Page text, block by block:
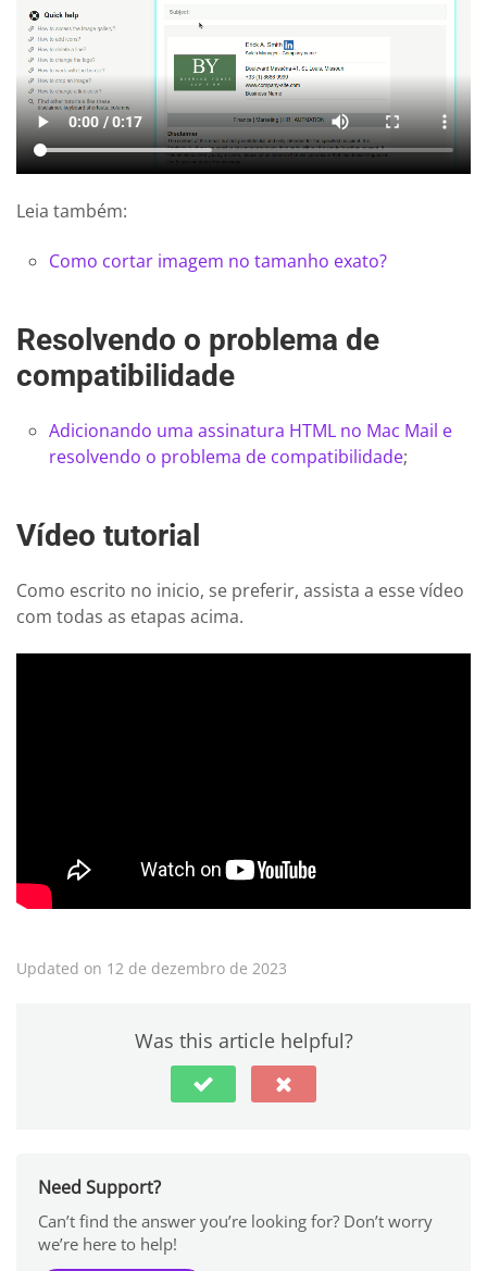
Leia também:
Como cortar imagem no tamanho exato?
Resolvendo o problema de
compatibilidade
Adicionando uma assinatura HTML no Mac Mail e
resolvendo o problema de compatibilidade;
Vídeo tutorial
Como escrito no inicio, se preferir, assista a esse vídeo
com todas as etapas acima.
Updated on 12 de dezembro de 2023
Was this article helpful?
Need Support?
Can’t find the answer you’re looking for? Don’t worry
we’re here to help!